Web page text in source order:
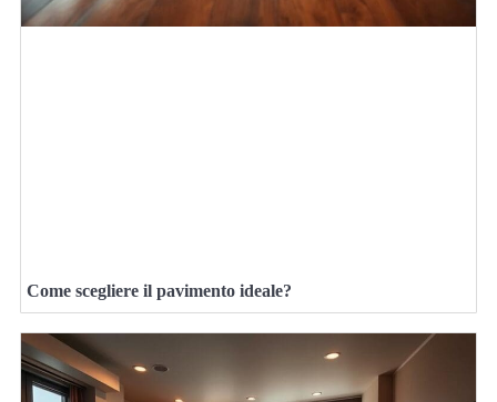
Come scegliere il pavimento ideale?